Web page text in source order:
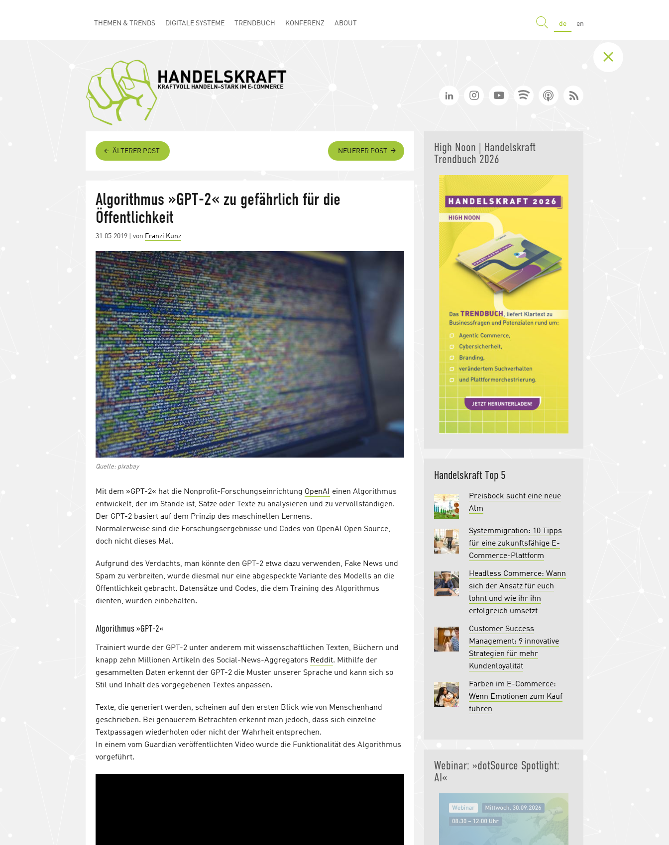
THEMEN & TRENDS DIGITALE SYSTEME TRENDBUCH KONFERENZ ABOUT SUCHE de en
ÄLTERER POST NEUERER POST
Algorithmus »GPT-2« zu gefährlich für die
Öffentlichkeit
Posted
31.05.2019 | von Franzi Kunz
Quelle: pixabay
Mit dem »GPT-2« hat die Nonprofit-Forschungseinrichtung OpenAI einen Algorithmus
entwickelt, der im Stande ist, Sätze oder Texte zu analysieren und zu vervollständigen.
Der GPT-2 basiert auf dem Prinzip des maschinellen Lernens.
Normalerweise sind die Forschungsergebnisse und Codes von OpenAI Open Source,
doch nicht dieses Mal.
Aufgrund des Verdachts, man könnte den GPT-2 etwa dazu verwenden, Fake News und
Spam zu verbreiten, wurde diesmal nur eine abgespeckte Variante des Modells an die
Öffentlichkeit gebracht. Datensätze und Codes, die dem Training des Algorithmus
dienten, wurden einbehalten.
Algorithmus »GPT-2«
Trainiert wurde der GPT-2 unter anderem mit wissenschaftlichen Texten, Büchern und
knapp zehn Millionen Artikeln des Social-News-Aggregators Reddit. Mithilfe der
gesammelten Daten erkennt der GPT-2 die Muster unserer Sprache und kann sich so
Stil und Inhalt des vorgegebenen Textes anpassen.
Texte, die generiert werden, scheinen auf den ersten Blick wie von Menschenhand
geschrieben. Bei genauerem Betrachten erkennt man jedoch, dass sich einzelne
Textpassagen wiederholen oder nicht der Wahrheit entsprechen.
In einem vom Guardian veröffentlichten Video wurde die Funktionalität des Algorithmus
vorgeführt.
High Noon | Handelskraft
Trendbuch 2026
Handelskraft Top 5
Preisbock sucht eine neue
Alm
Systemmigration: 10 Tipps
für eine zukunftsfähige E-
Commerce-Plattform
Headless Commerce: Wann
sich der Ansatz für euch
lohnt und wie ihr ihn
erfolgreich umsetzt
Customer Success
Management: 9 innovative
Strategien für mehr
Kundenloyalität
Farben im E-Commerce:
Wenn Emotionen zum Kauf
führen
Webinar: »dotSource Spotlight:
AI«